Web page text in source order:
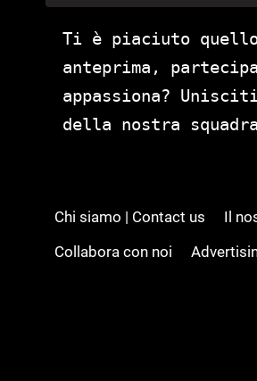
Ti è piaciuto
anteprima,
appassiona?
della nostra
Chi siamo | Contact us Il
Collabora con noi